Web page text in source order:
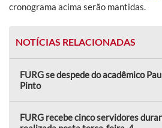
cronograma acima serão mantidas.
NOTÍCIAS RELACIONADAS
FURG se despede do acadêmico
Pinto
FURG recebe cinco servidores